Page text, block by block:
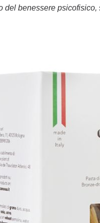
del benessere psicofisico,